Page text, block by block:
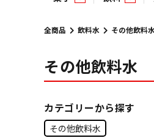
菓子 パン・生菓子
チョコレート 袋チョコ
焼き菓子
半生菓子
飲料水 嗜好飲料
炭酸飲料 濃縮・乳酸
ミキサー飲料
医薬部
麺類 インスタント
乾麺 即席麺 袋
調味料 ビン・缶詰
砂糖 甘味料 塩
みりん風調味料
香辛
雑貨 ペット関連
洗剤 ヘアケア
トイレ用品
洗濯用品
雑貨ギフト
その他雑貨
業務用 業務用非食品
めん類・缶詰・びん詰
特集
駄菓子特集 切って使
当たり・占い付きのラ
今月の特売
調味料 インスタント
青果
ペット関連
新商品
調味料 インスタント
青果
ペット関連
あ行 か行 さ行
あ い う え
全商品 飲料水 その他飲料
その他飲料水
その他飲料水